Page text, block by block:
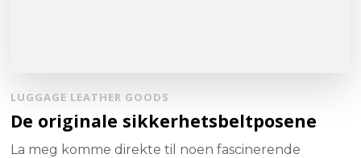
LUGGAGE LEATHER GOODS
De originale sikkerhetsbeltposene
La meg komme direkte til noen fascinerende